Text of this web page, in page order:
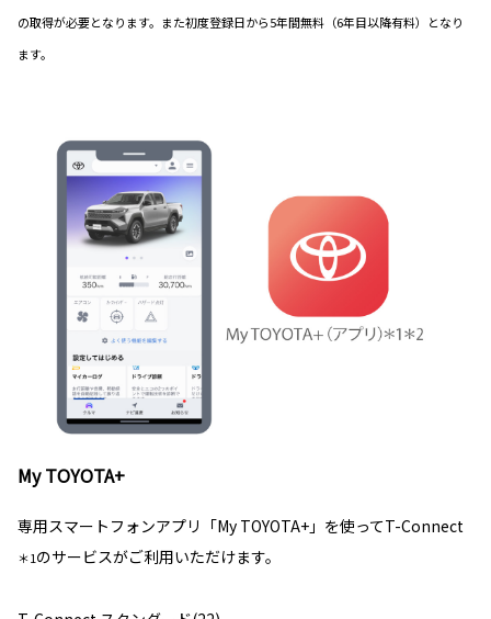
の取得が必要となります。また初度登録日から5年間無料（6年目以降有料）となり
ます。
My TOYOTA+
専用スマートフォンアプリ「My TOYOTA+」を使ってT-Connect
＊1のサービスがご利用いただけます。